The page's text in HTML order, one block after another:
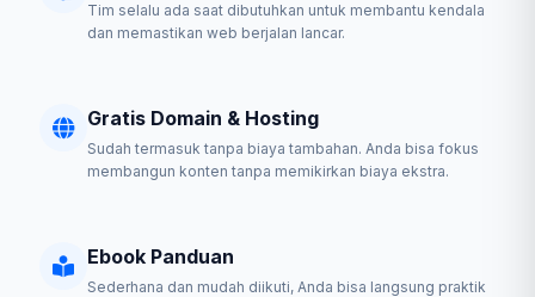
Tim selalu ada saat dibutuhkan untuk membantu kendala
dan memastikan web berjalan lancar.
Gratis Domain & Hosting
Sudah termasuk tanpa biaya tambahan. Anda bisa fokus
membangun konten tanpa memikirkan biaya ekstra.
Ebook Panduan
Sederhana dan mudah diikuti, Anda bisa langsung praktik